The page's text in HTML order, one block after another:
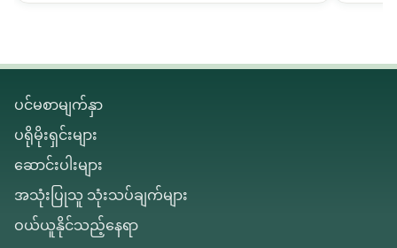
ပင်မစာမျက်နှာ
ပရိုမိုးရှင်းများ
ဆောင်းပါးများ
အသုံးပြုသူ သုံးသပ်ချက်များ
ဝယ်ယူနိုင်သည့်နေရာ